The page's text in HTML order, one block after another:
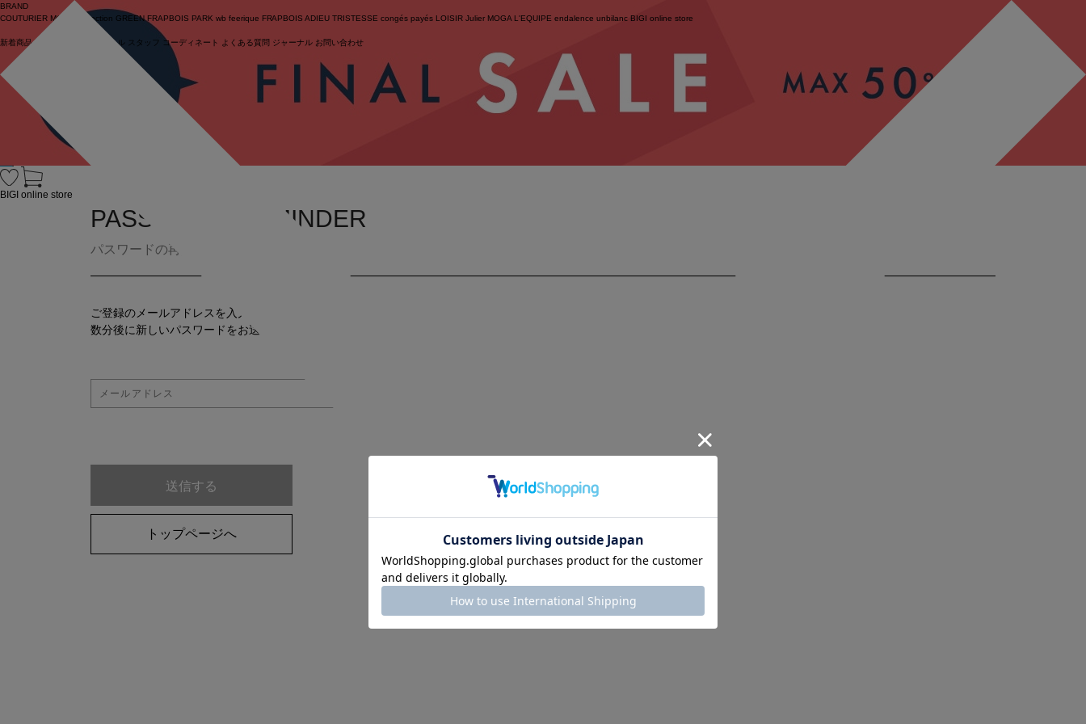
BRAND
COUTURIER MOGA Collection GREEN FRAPBOIS PARK wb feerique FRAPBOIS ADIEU TRISTESSE congés payés LOISIR Julier MOGA L'EQUIPE endalence unbilanc BIGI online store
新着商品 (ライブ) セール スタッフ コーディネート よくある質問 ジャーナル お問い合わせ
BIGI online store
PASSWORD REMINDER
パスワードの再設定
ご登録のメールアドレスを入力してください。
数分後に新しいパスワードをお送りいたします。
トップページへ